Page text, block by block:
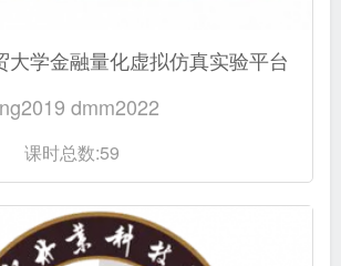
大学金融量化虚拟仿真实验平台
dmm2022
课时总数:59